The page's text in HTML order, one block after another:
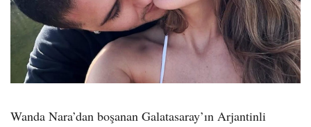
Wanda Nara’dan boşanan Galatasaray’ın Arjantinli